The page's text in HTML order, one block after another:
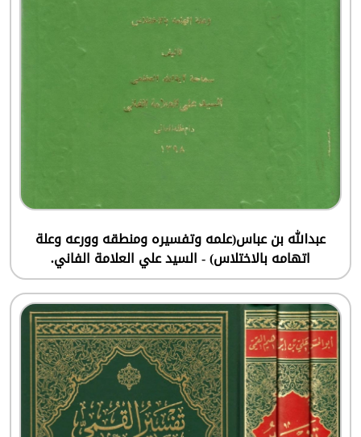
عبدالله بن عباس(علمه وتفسيره ومنطقه وورعه وعلة
اتهامه بالاختلاس) - السيد علي العلامة الفاني.